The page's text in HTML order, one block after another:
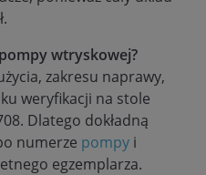
wtryskowej?
zakresu naprawy,
weryfikacji na stole
Dlatego dokładną
numerze pompy i
egzemplarza.